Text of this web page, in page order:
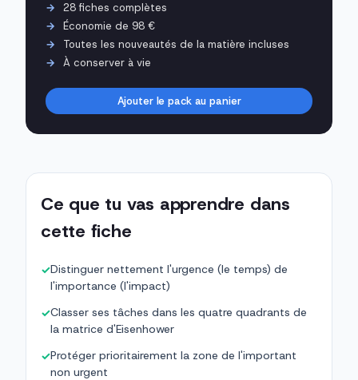
28 fiches complètes
Économie de 98 €
Toutes les nouveautés de la matière incluses
À conserver à vie
Ajouter le pack au panier
Ce que tu vas apprendre dans
cette fiche
✓Distinguer nettement l'urgence (le temps) de
l'importance (l'impact)
✓Classer ses tâches dans les quatre quadrants de
la matrice d'Eisenhower
✓Protéger prioritairement la zone de l'important
non urgent